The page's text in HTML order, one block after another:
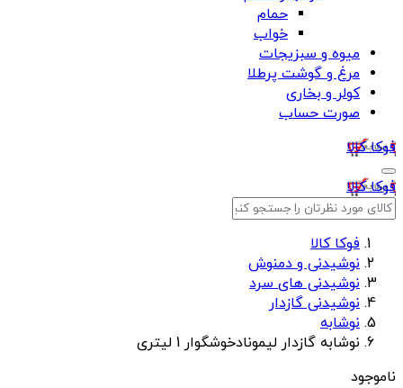
حمام
خواب
میوه و سبزیجات
مرغ و گوشت پرطلا
کولر و بخاری
صورت حساب
فوکا کالا
فوکا کالا
فوکا کالا
نوشیدنی و دمنوش
نوشیدنی های سرد
نوشیدنی گازدار
نوشابه
نوشابه گازدار لیمونادخوشگوار 1 لیتری
ناموجود